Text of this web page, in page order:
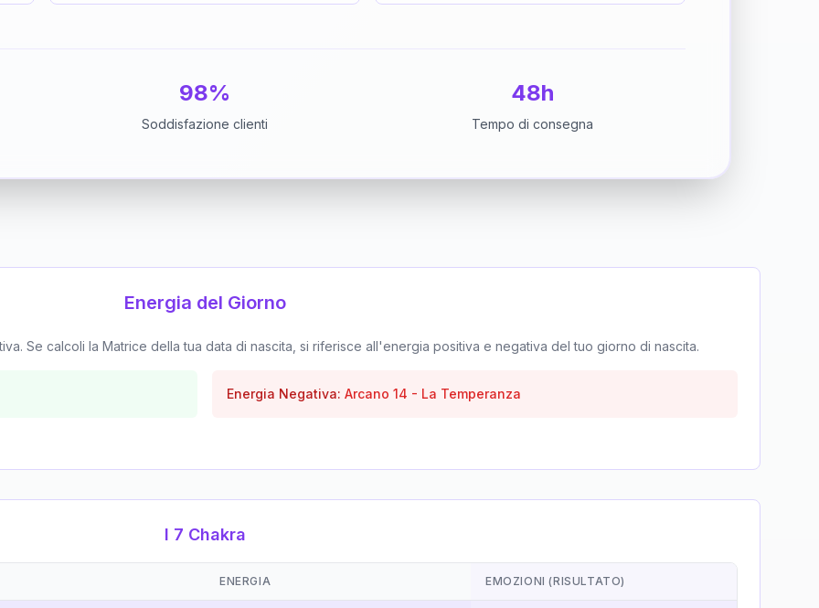
98%
Soddisfazione clienti
48h
Tempo di consegna
Energia del Giorno
Se calcoli la Matrice della tua data di nascita, si riferisce all'energia positiva e negativa del tuo giorno di nascita.
Energia Negativa: Arcano 14 - La Temperanza
I 7 Chakra
ENERGIA EMOZIONI (RISULTATO)